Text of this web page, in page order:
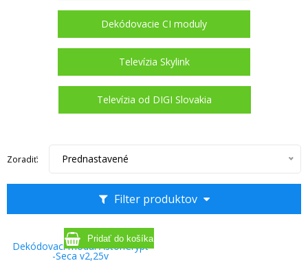
Dekódovacie CI moduly
Televízia Skylink
Televízia od DIGI Slovakia
Filter produktov
Zoradiť: Prednastavené
Dekódovací modul AstonCrypt
-Seca v2,25v